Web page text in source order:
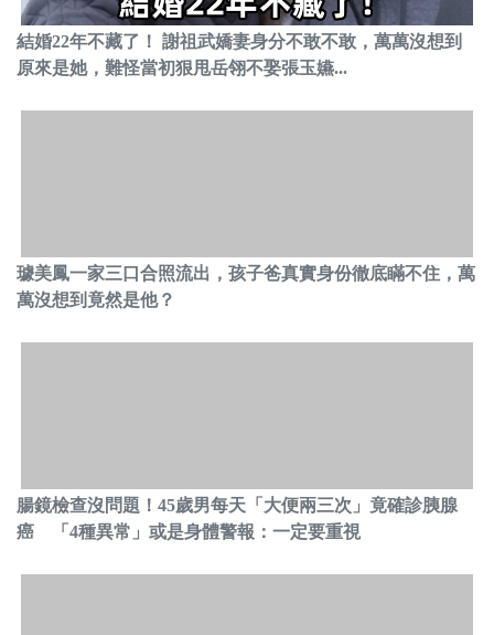
結婚22年不藏了！ 謝祖武嬌妻身分不敢不敢，萬萬沒想到
原來是她，難怪當初狠甩岳翎不娶張玉嬿...
璩美鳳一家三口合照流出，孩子爸真實身份徹底瞞不住，萬
萬沒想到竟然是他？
腸鏡檢查沒問題！45歲男每天「大便兩三次」竟確診胰腺
癌 「4種異常」或是身體警報：一定要重視